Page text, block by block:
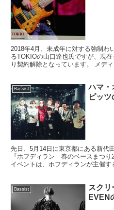
2018年4月、未成年に対する強制わ
るTOKIOの山口達也氏ですが、現
り契約解除となっています。 メデ
Bassist
ハマ・
ピッ
先日、5月14日に東京都にある新代
『ホフディラン 春のベースまつ
イベントは、ホフディランが主催
Bassist
スクリ
EVEN